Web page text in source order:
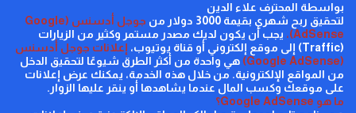
بواسطة المحترف علاء الدين
لتحقيق ربح شهري بقيمة 3000 دولار من
جوجل أدسنس (Google
AdSense)،
يجب أن يكون لديك مصدر مستمر وكثير من الزيارات
(
Traffic) إلى موقع إلكتروني أو قناة يوتيوب، إعلانات جوجل أدسنس
(
Google AdSense
) هي واحدة من أكثر الطرق شيوعًا لتحقيق الدخل
من المواقع الإلكترونية. من خلال هذه الخدمة، يمكنك عرض إعلانات
على موقعك وكسب المال عندما يشاهدها أو ينقر عليها الزوار.
ما هو Google AdSense؟